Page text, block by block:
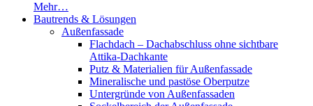
Mehr…
Bautrends & Lösungen
Außenfassade
Flachdach – Dachabschluss ohne sichtbare
Attika-Dachkante
Putz & Materialien für Außenfassade
Mineralische und pastöse Oberputze
Untergründe von Außenfassaden